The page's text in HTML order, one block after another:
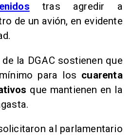
tras agredir a
de un avión, en evidente
la DGAC sostienen que
para los cuarenta
que mantienen en la
al parlamentario